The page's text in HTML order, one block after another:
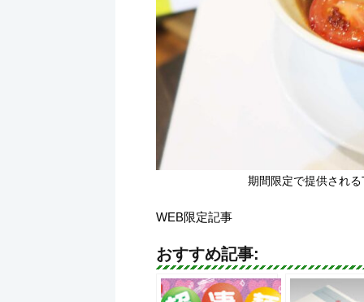
期間限定で提供される
WEB限定記事
おすすめ記事: